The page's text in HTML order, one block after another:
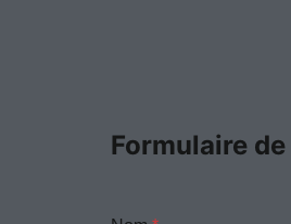
Formulaire